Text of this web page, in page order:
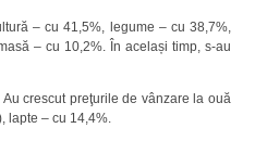
– cu 41,5%, legume – cu 38,7%,
– cu 10,2%. În același timp, s-au
crescut preţurile de vânzare la ouă
lapte – cu 14,4%.